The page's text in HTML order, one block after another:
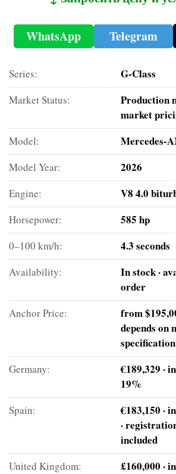
WhatsApp Telegram
Series: G-Class
Market Status:
Production
market
Model: Mercedes-
Model Year: 2026
Engine: V8 4.0
Horsepower: 585 hp
0–100 km/h: 4.3 seconds
Availability:
In stock ·
order
Anchor Price:
from
depends on
specification
Germany:
€189,329 ·
19%
Spain:
€183,150 ·
·
included
United Kingdom: £160,000 ·